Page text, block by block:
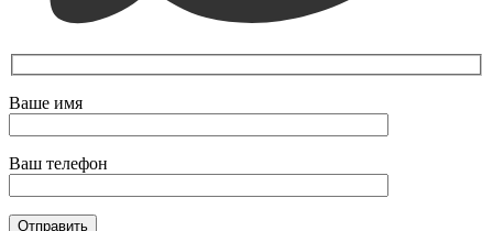
Ваше имя
Ваш телефон